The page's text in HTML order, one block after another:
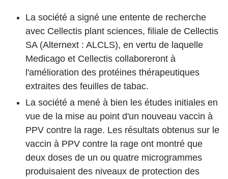
La société a signé une entente de recherche
avec Cellectis plant sciences, filiale de Cellectis
SA (Alternext : ALCLS), en vertu de laquelle
Medicago et Cellectis collaboreront à
l'amélioration des protéines thérapeutiques
extraites des feuilles de tabac.
La société a mené à bien les études initiales en
vue de la mise au point d'un nouveau vaccin à
PPV contre la rage. Les résultats obtenus sur le
vaccin à PPV contre la rage ont montré que
deux doses de un ou quatre microgrammes
produisaient des niveaux de protection des